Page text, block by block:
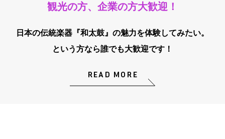
観光の方、企業の方大歓迎！
日本の伝統楽器『和太鼓』の魅力を体験してみたい。
という方なら誰でも大歓迎です！
READ MORE